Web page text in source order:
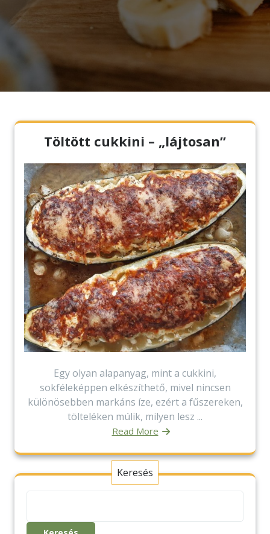
Töltött cukkini – „lájtosan”
Egy olyan alapanyag, mint a cukkini,
sokféleképpen elkészíthető, mivel nincsen
különösebben markáns íze, ezért a fűszereken,
tölteléken múlik, milyen lesz ...
Read More
Keresés